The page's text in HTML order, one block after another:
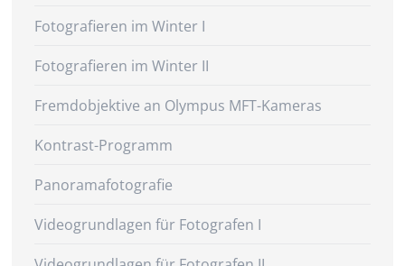
Fotografieren im Winter I
Fotografieren im Winter II
Fremdobjektive an Olympus MFT-Kameras
Kontrast-Programm
Panoramafotografie
Videogrundlagen für Fotografen I